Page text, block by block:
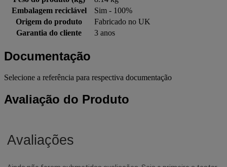
Embalagem reciclável
Sim - 100%
Origem do produto
Fabricado no UK
Garantia do cliente
3 anos
Documentação
Selecione a referência para respectiva documentação
Avaliação do Produto